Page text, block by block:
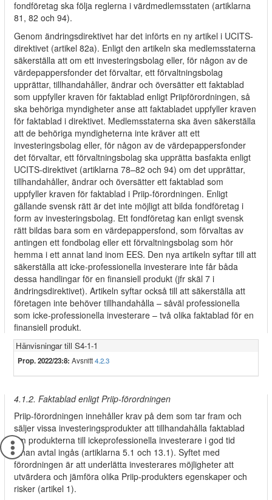
fondföretag ska följa reglerna i värdmedlemsstaten (artiklarna
81, 82 och 94).
Genom ändringsdirektivet har det införts en ny artikel i UCITS-
direktivet (artikel 82a). Enligt den artikeln ska medlemsstaterna
säkerställa att om ett investeringsbolag eller, för någon av de
värdepappersfonder det förvaltar, ett förvaltningsbolag
upprättar, tillhandahåller, ändrar och översätter ett faktablad
som uppfyller kraven för faktablad enligt Priipförordningen, så
ska behöriga myndigheter anse att faktabladet uppfyller kraven
för faktablad i direktivet. Medlemsstaterna ska även säkerställa
att de behöriga myndigheterna inte kräver att ett
investeringsbolag eller, för någon av de värdepappersfonder
det förvaltar, ett förvaltningsbolag ska upprätta basfakta enligt
UCITS-direktivet (artiklarna 78–82 och 94) om det upprättar,
tillhandahåller, ändrar och översätter ett faktablad som
uppfyller kraven för faktablad i Priip-förordningen. Enligt
gällande svensk rätt är det inte möjligt att bilda fondföretag i
form av investeringsbolag. Ett fondföretag kan enligt svensk
rätt bildas bara som en värdepappersfond, som förvaltas av
antingen ett fondbolag eller ett förvaltningsbolag som hör
hemma i ett annat land inom EES. Den nya artikeln syftar till att
säkerställa att icke-professionella investerare inte får båda
dessa handlingar för en finansiell produkt (jfr skäl 7 i
ändringsdirektivet). Artikeln syftar också till att säkerställa att
företagen inte behöver tillhandahålla – såväl professionella
som icke-professionella investerare – två olika faktablad för en
finansiell produkt.
Hänvisningar till S4-1-1
Prop. 2022/23:8: Avsnitt4.2.3
4.1.2. Faktablad enligt Priip-förordningen
Priip-förordningen innehåller krav på dem som tar fram och
säljer vissa investeringsprodukter att tillhandahålla faktablad
om produkterna till ickeprofessionella investerare i god tid
innan avtal ingås (artiklarna 5.1 och 13.1). Syftet med
förordningen är att underlätta investerares möjligheter att
utvärdera och jämföra olika Priip-produkters egenskaper och
risker (artikel 1).